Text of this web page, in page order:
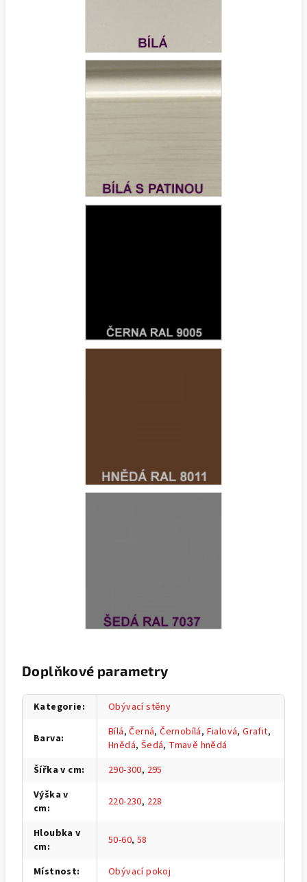
Doplňkové parametry
Kategorie: Obývací stěny
Barva: Bílá,Černá,Černobílá, Fialová,Grafit,
Hnědá, Šedá, Tmavě hnědá
Šířka v cm: 290-300, 295
Výška v
cm: 220-230, 228
Hloubka v
cm: 50-60, 58
Místnost:
Obývací pokoj